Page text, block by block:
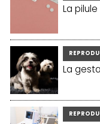
La
La